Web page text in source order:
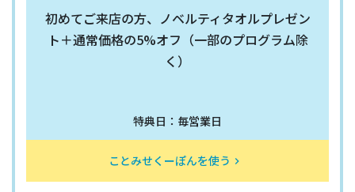
初めてご来店の方、ノベルティタオルプレゼン
ト＋通常価格の5%オフ（一部のプログラム除
く）
特典日：毎営業日
ことみせくーぽんを使う keyboard_arrow_right